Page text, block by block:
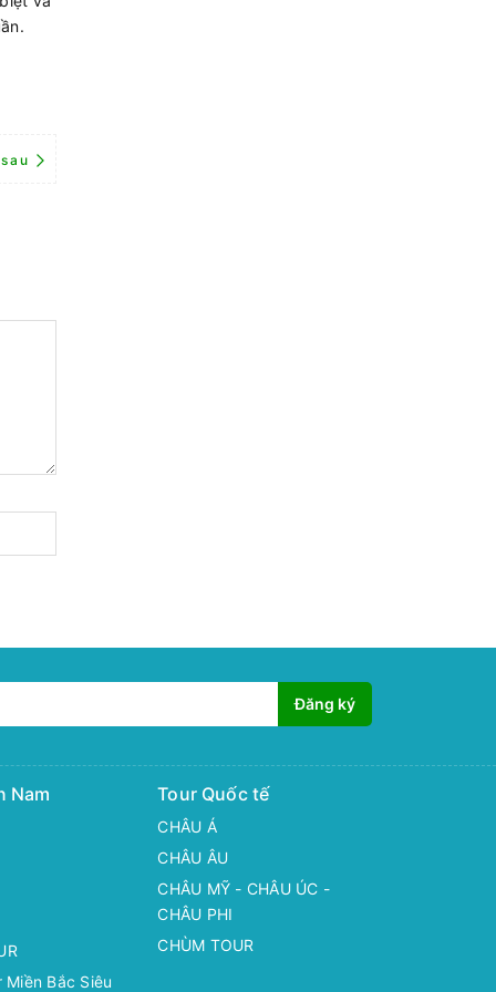
Đăng ký
Nam
Miền Bắc Siêu
Tour Quốc tế
CHÂU Á
CHÂU ÂU
CHÂU MỸ - CHÂU ÚC -
CHÂU PHI
CHÙM TOUR